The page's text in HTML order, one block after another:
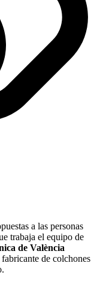
a las personas
trabaja el equipo de
de València
de colchones